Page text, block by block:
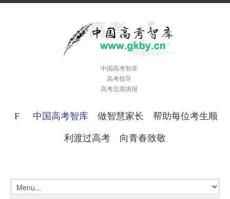
中国高考智库
高考指导
高考志愿填报
中国高考智库做智慧家长 帮助每位考生顺
利渡过高考 向青春致敬